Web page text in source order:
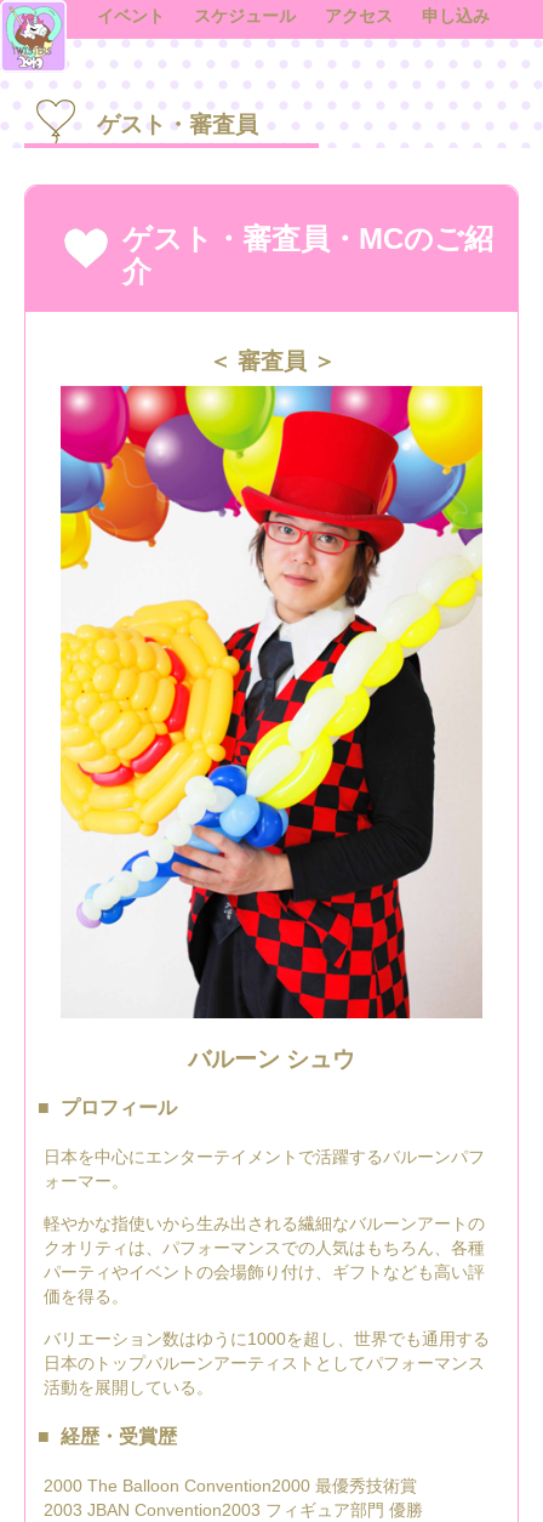
イベント スケジュール アクセス 申し込み
ゲスト・審査員
ゲスト・審査員・MCのご紹
介
審査員
バルーン シュウ
プロフィール
日本を中心にエンターテイメントで活躍するバルーンパフ
ォーマー。
軽やかな指使いから生み出される繊細なバルーンアートの
クオリティは、パフォーマンスでの人気はもちろん、各種
パーティやイベントの会場飾り付け、ギフトなども高い評
価を得る。
バリエーション数はゆうに1000を超し、世界でも通用する
日本のトップバルーンアーティストとしてパフォーマンス
活動を展開している。
経歴・受賞歴
2000 The Balloon Convention2000 最優秀技術賞
2003 JBAN Convention2003 フィギュア部門 優勝